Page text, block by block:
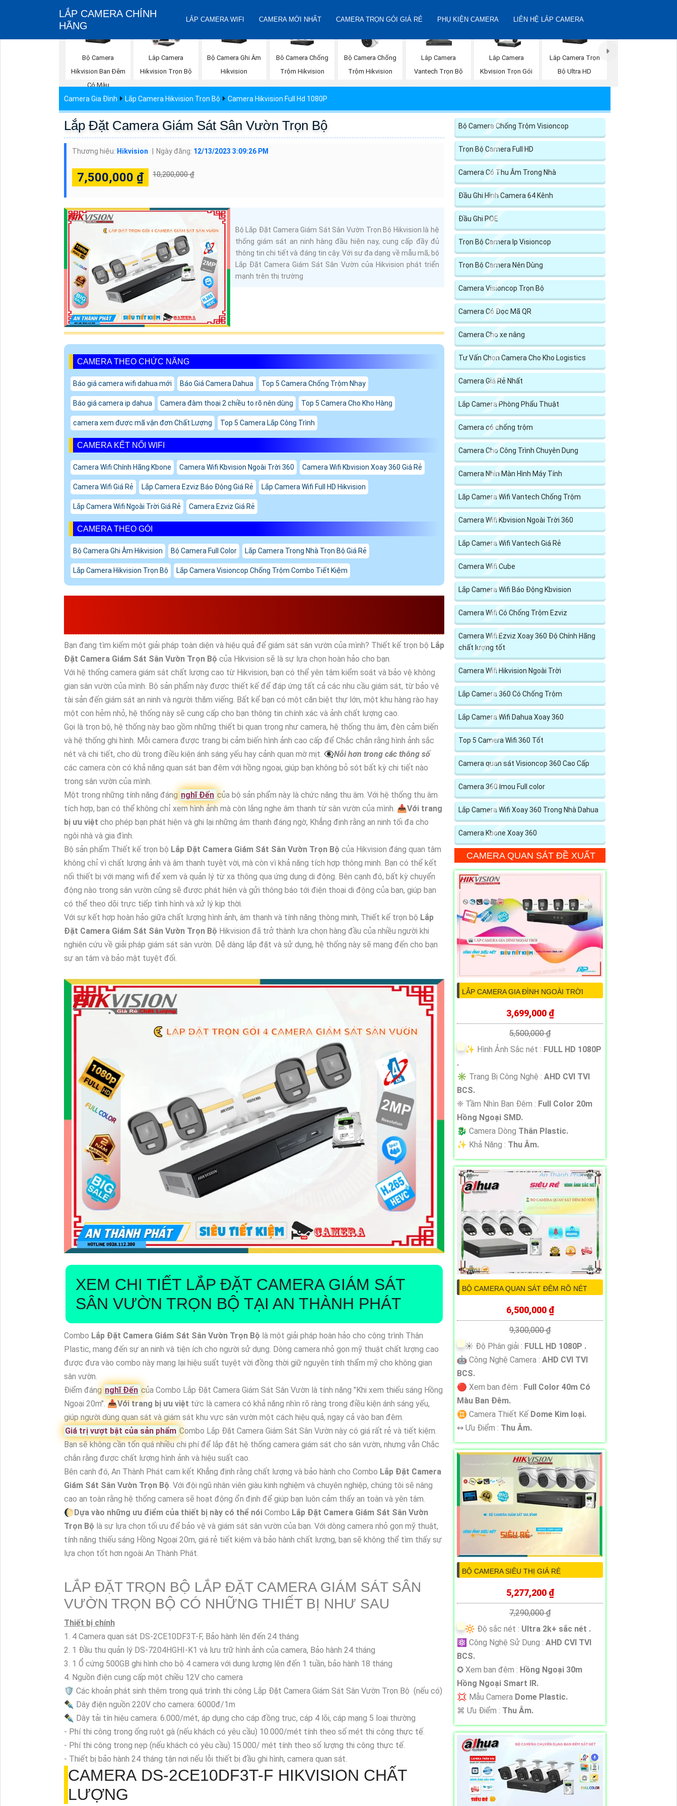
LẮP CAMERA CHÍNH
HÃNG
LẮP CAMERA WIFI CAMERA MỚI NHẤT CAMERA TRỌN GÓI GIÁ RẺ PHỤ KIỆN CAMERA LIÊN HỆ LẮP CAMERA
Bộ Camera
Hikvision Ban Đêm
Có Màu
Lắp Camera
Hikvision Trọn Bộ
Bộ Camera Ghi Âm
Hikvision
Bô Camera Chống
Trộm Hikvision
Bộ Camera Chống
Trộm Hikvision
Lắp Camera
Vantech Trọn Bộ
Lắp Camera
Kbvision Trọn Gói
Lắp Camera Trọn
Bộ Ultra HD
Camera Gia Đình Lắp Camera Hikvision Trọn Bộ Camera Hikvision Full Hd 1080P
Lắp Đặt Camera Giám Sát Sân Vườn Trọn Bộ
Thương hiệu: Hikvision Ngày đăng: 12/13/2023 3:09:26 PM
7,500,000 ₫ 10,200,000 ₫
Bộ Lắp Đặt Camera Giám Sát Sân Vườn Trọn Bộ Hikvision là hệ
thống giám sát an ninh hàng đầu hiện nay, cung cấp đầy đủ
thông tin chi tiết và đáng tin cậy. Với sự đa dạng về mẫu mã, bộ
Lắp Đặt Camera Giám Sát Sân Vườn của Hikvision phát triển
mạnh trên thị trường
CAMERA THEO CHỨC NĂNG
Báo giá camera wifi dahua mới Báo Giá Camera Dahua Top 5 Camera Chống Trộm Nhạy
Báo giá camera ip dahua Camera đàm thoại 2 chiều to rõ nên dùng Top 5 Camera Cho Kho Hàng
camera xem được mã vận đơn Chất Lượng Top 5 Camera Lắp Công Trình
CAMERA KẾT NỐI WIFI
Camera Wifi Chính Hãng Kbone Camera Wifi Kbvision Ngoài Trời 360 Camera Wifi Kbvision Xoay 360 Giá Rẻ
Camera Wifi Giá Rẻ Lắp Camera Ezviz Báo Động Giá Rẻ Lắp Camera Wifi Full HD Hikvision
Lắp Camera Wifi Ngoài Trời Giá Rẻ Camera Ezviz Giá Rẻ
CAMERA THEO GÓI
Bộ Camera Ghi Âm Hikvision Bộ Camera Full Color Lắp Camera Trong Nhà Trọn Bộ Giá Rẻ
Lắp Camera Hikvision Trọn Bộ Lắp Camera Visioncop Chống Trộm Combo Tiết Kiệm
Bạn đang tìm kiếm một giải pháp toàn diện và hiệu quả để giám sát sân vườn của mình? Thiết kế trọn bộ Lắp
Đặt Camera Giám Sát Sân Vườn Trọn Bộ của Hikvision sẽ là sự lựa chọn hoàn hảo cho bạn.
Với hệ thống camera giám sát chất lượng cao từ Hikvision, bạn có thể yên tâm kiểm soát và bảo vệ không
gian sân vườn của mình. Bộ sản phẩm này được thiết kế để đáp ứng tất cả các nhu cầu giám sát, từ bảo vệ
tài sản đến giám sát an ninh và người thăm viếng. Bất kể bạn có một căn biệt thự lớn, một khu hàng rào hay
một con hẻm nhỏ, hệ thống này sẽ cung cấp cho bạn thông tin chính xác và ảnh chất lượng cao.
Gọi là trọn bộ, hệ thống này bao gồm những thiết bị quan trọng như camera, hệ thống thu âm, đèn cảm biến
và hệ thống ghi hình. Mỗi camera được trang bị cảm biến hình ảnh cao cấp để Chắc chắn rằng hình ảnh sắc
nét và chi tiết, cho dù trong điều kiện ánh sáng yếu hay cảnh quan mờ mịt. 👁️‍🗨Nỗi hơn trong các thông số
các camera còn có khả năng quan sát ban đêm với hồng ngoại, giúp bạn không bỏ sót bất kỳ chi tiết nào
trong sân vườn của mình.
Một trong những tính năng đáng nghĩ Đến của bộ sản phẩm này là chức năng thu âm. Với hệ thống thu âm
tích hợp, bạn có thể không chỉ xem hình ảnh mà còn lắng nghe âm thanh từ sân vườn của mình. 📥Với trang
bị ưu việt cho phép bạn phát hiện và ghi lại những âm thanh đáng ngờ, Khẳng định rằng an ninh tối đa cho
ngôi nhà và gia đình.
Bộ sản phẩm Thiết kế trọn bộ Lắp Đặt Camera Giám Sát Sân Vườn Trọn Bộ của Hikvision đáng quan tâm
không chỉ vì chất lượng ảnh và âm thanh tuyệt vời, mà còn vì khả năng tích hợp thông minh. Bạn có thể kết
nối thiết bị với mạng wifi để xem và quản lý từ xa thông qua ứng dụng di động. Bên cạnh đó, bất kỳ chuyển
động nào trong sân vườn cũng sẽ được phát hiện và gửi thông báo tới điện thoại di động của bạn, giúp bạn
có thể theo dõi trực tiếp tình hình và xử lý kịp thời.
Với sự kết hợp hoàn hảo giữa chất lượng hình ảnh, âm thanh và tính năng thông minh, Thiết kế trọn bộ Lắp
Đặt Camera Giám Sát Sân Vườn Trọn Bộ Hikvision đã trở thành lựa chọn hàng đầu của nhiều người khi
nghiên cứu về giải pháp giám sát sân vườn. Dễ dàng lắp đặt và sử dụng, hệ thống này sẽ mang đến cho bạn
sự an tâm và bảo mật tuyệt đối.
XEM CHI TIẾT LẮP ĐẶT CAMERA GIÁM SÁT
SÂN VƯỜN TRỌN BỘ TẠI AN THÀNH PHÁT
Combo Lắp Đặt Camera Giám Sát Sân Vườn Trọn Bộ là một giải pháp hoàn hảo cho công trình Thân
Plastic, mang đến sự an ninh và tiện ích cho người sử dụng. Dòng camera nhỏ gọn mỹ thuật chất lượng cao
được đưa vào combo này mang lại hiệu suất tuyệt vời đồng thời giữ nguyên tính thẩm mỹ cho không gian
sân vườn.
Điểm đáng nghĩ Đến của Combo Lắp Đặt Camera Giám Sát Sân Vườn là tính năng "Khi xem thiếu sáng Hồng
Ngoại 20m". 📥Với trang bị ưu việt tức là camera có khả năng nhìn rõ ràng trong điều kiện ánh sáng yếu,
giúp người dùng quan sát và giám sát khu vực sân vườn một cách hiệu quả, ngay cả vào ban đêm.
Giá trị vượt bật của sản phẩm Combo Lắp Đặt Camera Giám Sát Sân Vườn này có giá rất rẻ và tiết kiệm.
Bạn sẽ không cần tốn quá nhiều chi phí để lắp đặt hệ thống camera giám sát cho sân vườn, nhưng vẫn Chắc
chắn rằng được chất lượng hình ảnh và hiệu suất cao.
Bên cạnh đó, An Thành Phát cam kết Khẳng định rằng chất lượng và bảo hành cho Combo Lắp Đặt Camera
Giám Sát Sân Vườn Trọn Bộ . Với đội ngũ nhân viên giàu kinh nghiệm và chuyên nghiệp, chúng tôi sẽ nâng
cao an toàn rằng hệ thống camera sẽ hoạt động ổn định để giúp bạn luôn cảm thấy an toàn và yên tâm.
🌔Dựa vào những ưu điểm của thiết bị này có thể nói Combo Lắp Đặt Camera Giám Sát Sân Vườn
Trọn Bộ là sự lựa chọn tối ưu để bảo vệ và giám sát sân vườn của bạn. Với dòng camera nhỏ gọn mỹ thuật,
tính năng thiếu sáng Hồng Ngoại 20m, giá rẻ tiết kiệm và bảo hành chất lượng, bạn sẽ không thể tìm thấy sự
lựa chọn tốt hơn ngoài An Thành Phát.
LẮP ĐẶT TRỌN BỘ LẮP ĐẶT CAMERA GIÁM SÁT SÂN
VƯỜN TRỌN BỘ CÓ NHỮNG THIẾT BỊ NHƯ SAU
Thiết bị chính
1. 4 Camera quan sát DS-2CE10DF3T-F, Bảo hành lên đến 24 tháng
2. 1 Đầu thu quản lý DS-7204HGHI-K1 và lưu trữ hình ảnh của camera, Bảo hành 24 tháng
3. 1 Ổ cứng 500GB ghi hình cho bộ 4 camera với dung lượng lên đến 1 tuần, bảo hành 18 tháng
4. Nguồn điện cung cấp một chiều 12V cho camera
🛡 Các khoản phát sinh thêm trong quá trình thi công Lắp Đặt Camera Giám Sát Sân Vườn Trọn Bộ (nếu có)
✒ Dây điện nguồn 220V cho camera: 6000đ/1m
✒ Dây tải tín hiệu camera: 6.000/mét, áp dụng cho cáp đồng trục, cáp 4 lõi, cáp mạng 5 loại thường
- Phí thi công trong ống ruột gà (nếu khách có yêu cầu) 10.000/mét tính theo số mét thi công thực tế.
- Phí thi công trong nẹp (nếu khách có yêu cầu) 15.000/ mét tính theo số lượng thi công thực tế.
- Thiết bị bảo hành 24 tháng tận nơi nếu lỗi thiết bị đầu ghi hình, camera quan sát.
CAMERA DS-2CE10DF3T-F HIKVISION CHẤT
LƯỢNG
Bộ Camera Chống Trộm Visioncop
Trọn Bộ Camera Full HD
Camera Có Thu Âm Trong Nhà
Đầu Ghi Hình Camera 64 Kênh
Đầu Ghi POE
Trọn Bộ Camera Ip Visioncop
Trọn Bộ Camera Nên Dùng
Camera Visioncop Trọn Bộ
Camera Có Đọc Mã QR
Camera Cho xe nâng
Tư Vấn Chọn Camera Cho Kho Logistics
Camera Giá Rẻ Nhất
Lắp Camera Phòng Phẩu Thuật
Camera có chống trộm
Camera Cho Công Trình Chuyên Dụng
Camera Nhìn Màn Hình Máy Tính
Lăp Camera Wifi Vantech Chống Trộm
Camera Wifi Kbvision Ngoài Trời 360
Lắp Camera Wifi Vantech Giá Rẻ
Camera Wifi Cube
Lắp Camera Wifi Báo Động Kbvision
Camera Wifi Có Chống Trộm Ezviz
Camera Wifi Ezviz Xoay 360 Độ Chính Hãng
chất lượng tốt
Camera Wifi Hikvision Ngoài Trời
Lắp Camera 360 Có Chống Trộm
Lắp Camera Wifi Dahua Xoay 360
Top 5 Camera Wifi 360 Tốt
Camera quan sát Visioncop 360 Cao Cấp
Camera 360 Imou Full color
Lắp Camera Wifi Xoay 360 Trong Nhà Dahua
Camera Kbone Xoay 360
CAMERA QUAN SÁT ĐỀ XUẤT
LẮP CAMERA GIA ĐÌNH NGOÀI TRỜI
3,699,000 ₫
5,500,000 ₫
✨ Hình Ảnh Sắc nét : FULL HD 1080P
.
✳️ Trang Bị Công Nghệ : AHD CVI TVI
BCS.
❈ Tầm Nhìn Ban Đêm : Full Color 20m
Hồng Ngoại SMD.
🐉️ Camera Dòng Thân Plastic.
️✨ Khả Năng : Thu Âm.
BỘ CAMERA QUAN SÁT ĐÊM RÕ NÉT
6,500,000 ₫
9,300,000 ₫
☀️ Độ Phân giải : FULL HD 1080P .
🤖️ Công Nghệ Camera : AHD CVI TVI
BCS.
🔴 Xem ban đêm : Full Color 40m Có
Màu Ban Ðêm.
♊ Camera Thiết Kế Dome Kim loại.
️↭ Ưu Điểm : Thu Âm.
BỘ CAMERA SIÊU THỊ GIÁ RẺ
5,277,200 ₫
7,290,000 ₫
🔆 Độ sắc nét : Ultra 2k+ sắc nét .
⚛️ Công Nghệ Sử Dụng : AHD CVI TVI
BCS.
✪ Xem ban đêm : Hồng Ngoại 30m
Hồng Ngoại Smart IR.
💢 Mẫu Camera Dome Plastic.
️⌘ Ưu Điểm : Thu Âm.